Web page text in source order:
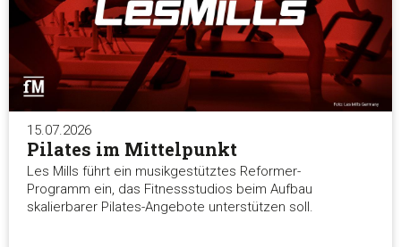
15.07.2026
Pilates im Mittelpunkt
Les Mills führt ein musikgestütztes Reformer-
Programm ein, das Fitnessstudios beim Aufbau
skalierbarer Pilates-Angebote unterstützen soll.